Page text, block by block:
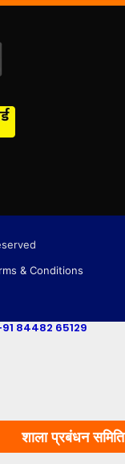
& Conditions
84482 65129
समिति का गठन